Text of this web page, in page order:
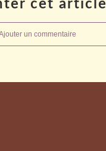
cet article
un commentaire